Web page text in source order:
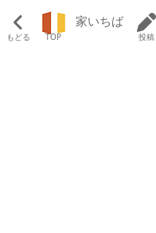
もどる TOP
家いちば
投稿